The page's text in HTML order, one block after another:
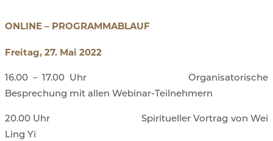
ONLINE – PROGRAMMABLAUF
Freitag, 27. Mai 2022
16.00 – 17.00 Uhr Organisatorische
Besprechung mit allen Webinar-Teilnehmern
20.00 Uhr Spiritueller Vortrag von Wei
Ling Yi